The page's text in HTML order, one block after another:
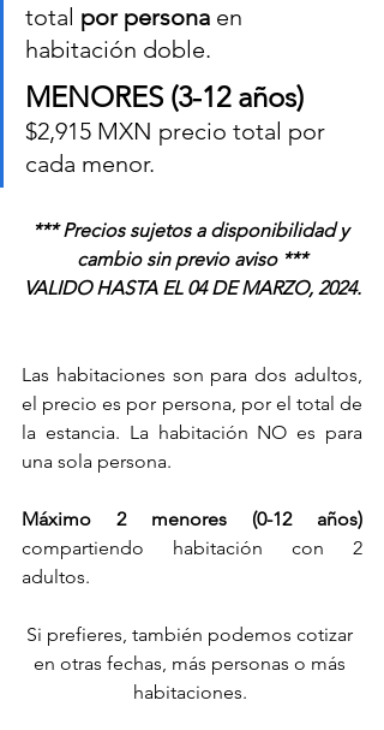
total por persona en
habitación doble.
MENORES (3-12 años)
$2,915 MXN precio total por
cada menor.
*** Precios sujetos a disponibilidad y
cambio sin previo aviso ***
VALIDO HASTA EL 04 DE MARZO, 2024.
Las habitaciones son para dos adultos,
el precio es por persona, por el total de
la estancia. La habitación NO es para
una sola persona.
compartiendo habitación con 2
adultos.
Si prefieres, también podemos cotizar
en otras fechas, más personas o más
habitaciones.